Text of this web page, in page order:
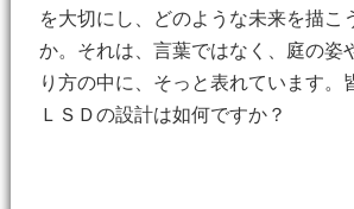
を大切にし、どのような未来を描こ
か。それは、言葉ではなく、庭の姿
り方の中に、そっと表れています。
ＬＳＤの設計は如何ですか？